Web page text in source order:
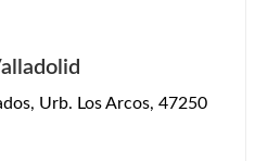
Urb. Los Arcos, 47250